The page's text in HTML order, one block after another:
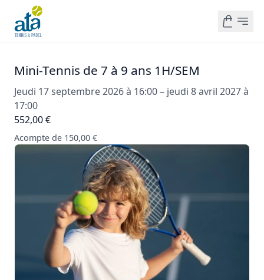
Mini-Tennis de 7 à 9 ans 1H/SEM
Jeudi 17 septembre 2026 à 16:00 – jeudi 8 avril 2027 à
17:00
552,00 €
Acompte de 150,00 €